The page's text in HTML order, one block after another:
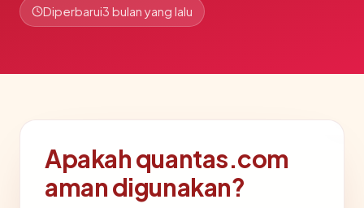
Diperbarui3 bulan yang lalu
Apakah quantas.com
aman digunakan?